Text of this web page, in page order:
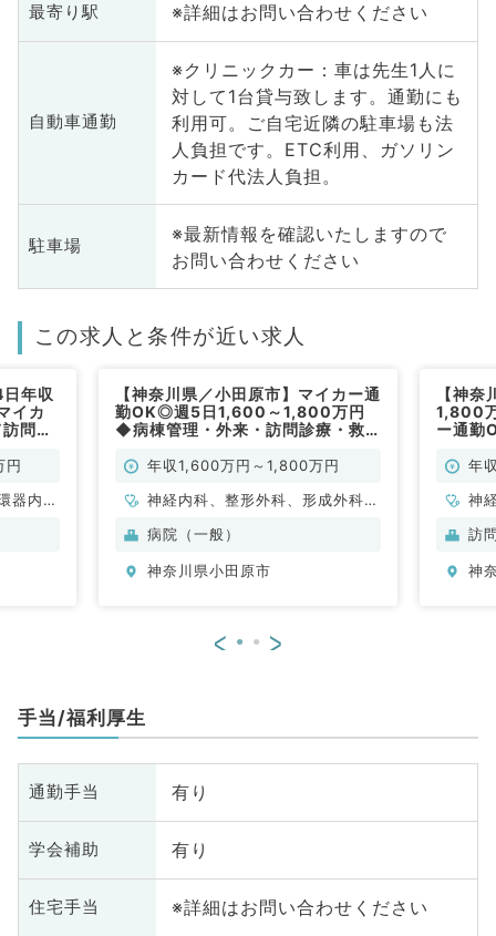
最寄り駅 ※詳細はお問い合わせください
自動車通勤
※クリニックカー：車は先生1人に
対して1台貸与致します。通勤にも
利用可。ご自宅近隣の駐車場も法
人負担です。ETC利用、ガソリン
カード代法人負担。
駐車場
※最新情報を確認いたしますので
お問い合わせください
この求人と条件が近い求人
年収
イカ
問診
円
器内
【神奈川県／小田原市】マイカー通
勤OK◎週5日1,600～1,800万円
◆病棟管理・外来・訪問診療・救
定病院（内科系・外科系／常勤）
年収1,600万円～1,800万円
神経内科、整形外科、形成外科、
脳神経外科、呼吸器外科、心臓血
環器内科、呼吸器内科、消化器内
全般、一般外科、消化器外科、乳
病院（一般）
神奈川県小田原市
【神
1,800
ー通勤
※（内
年
神
科
内
訪
神
< >
手当/福利厚生
通勤手当 有り
学会補助 有り
住宅手当 ※詳細はお問い合わせください